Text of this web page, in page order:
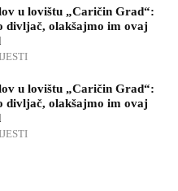
u lovištu „Caričin Grad“:
divljač, olakšajmo im ovaj
u lovištu „Caričin Grad“:
divljač, olakšajmo im ovaj